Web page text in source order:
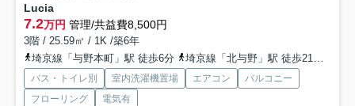
Lucia
7.2万円 管理/共益費8,500円
3階 / 25.59㎡ / 1K /築6年
埼京線「与野本町」駅 徒歩6分
埼京線「北与野」駅 徒歩21分
バス・トイレ別 室内洗濯機置場 エアコン
バルコニー
フローリング
電気有